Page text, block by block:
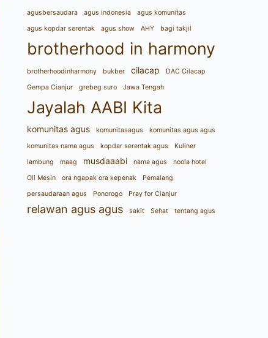
agusbersaudara agus indonesia
agus komunitas
agus kopdar serentak
agus show AHY bagi takjil
brotherhood in harmony
brotherhoodinharmony bukber cilacap
DAC Cilacap
Gempa Cianjur
grebeg suro Jawa Tengah
Jayalah AABI Kita
komunitas agus komunitasagus
komunitas agus agus
komunitas nama agus
kopdar serentak agus
Kuliner
lambung
maag musdaaabi nama agus
noola hotel
Oli Mesin
ora ngapak ora kepenak
Pemalang
persaudaraan agus
Ponorogo Pray for Cianjur
relawan agus agus sakit Sehat tentang agus